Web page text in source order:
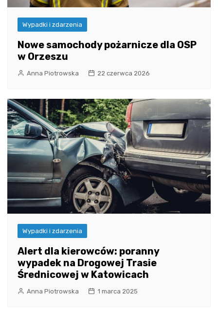
Wypadki i zdarzenia
Nowe samochody pożarnicze dla OSP
w Orzeszu
Anna Piotrowska 22 czerwca 2026
Wypadki i zdarzenia
Alert dla kierowców: poranny
wypadek na Drogowej Trasie
Średnicowej w Katowicach
Anna Piotrowska 1 marca 2025